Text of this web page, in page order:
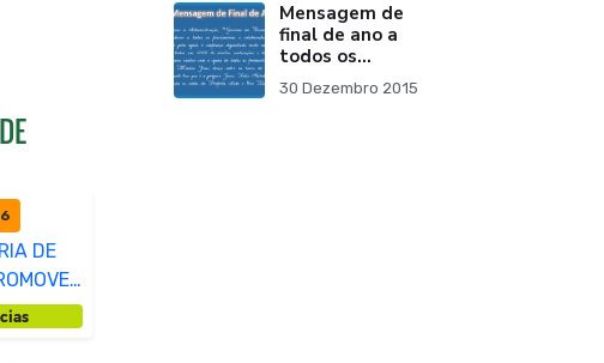
DE
Mensagem de
final de ano a
todos os
funcionários e
colaboradores.
30 Dezembro 2015